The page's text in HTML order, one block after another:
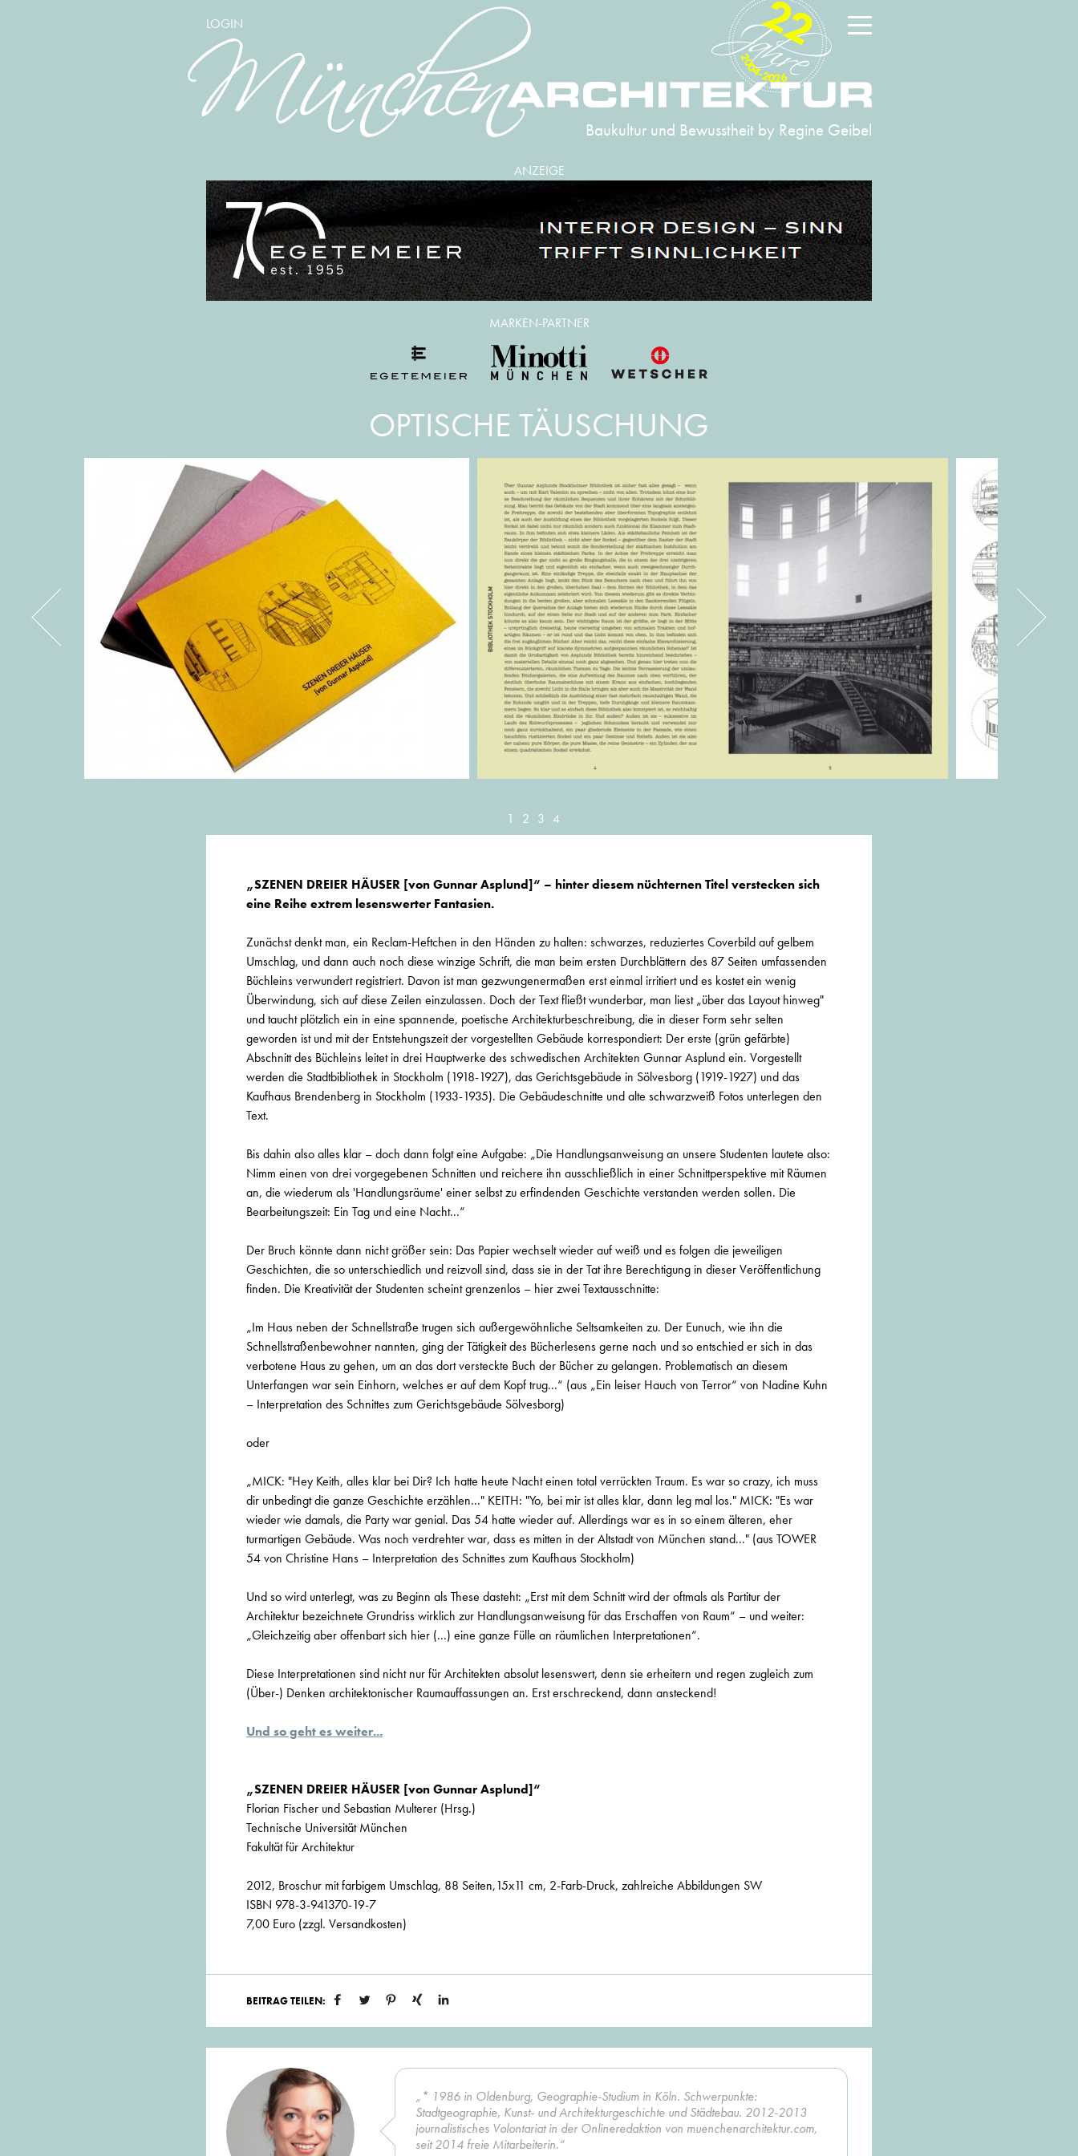
LOGIN
Baukultur und Bewusstheit by Regine Geibel
2004-2026
22
ANZEIGE
OPTISCHE TÄUSCHUNG
1 2 3 4
„SZENEN DREIER HÄUSER [von Gunnar Asplund]“ – hinter diesem nüchternen Titel verstecken sich
eine Reihe extrem lesenswerter Fantasien.
Zunächst denkt man, ein Reclam-Heftchen in den Händen zu halten: schwarzes, reduziertes Coverbild auf gelbem
Umschlag, und dann auch noch diese winzige Schrift, die man beim ersten Durchblättern des 87 Seiten umfassenden
Büchleins verwundert registriert. Davon ist man gezwungenermaßen erst einmal irritiert und es kostet ein wenig
Überwindung, sich auf diese Zeilen einzulassen. Doch der Text fließt wunderbar, man liest „über das Layout hinweg"
und taucht plötzlich ein in eine spannende, poetische Architekturbeschreibung, die in dieser Form sehr selten
geworden ist und mit der Entstehungszeit der vorgestellten Gebäude korrespondiert: Der erste (grün gefärbte)
Abschnitt des Büchleins leitet in drei Hauptwerke des schwedischen Architekten Gunnar Asplund ein. Vorgestellt
werden die Stadtbibliothek in Stockholm (1918-1927), das Gerichtsgebäude in Sölvesborg (1919-1927) und das
Kaufhaus Brendenberg in Stockholm (1933-1935). Die Gebäudeschnitte und alte schwarzweiß Fotos unterlegen den
Text.
Bis dahin also alles klar – doch dann folgt eine Aufgabe: „Die Handlungsanweisung an unsere Studenten lautete also:
Nimm einen von drei vorgegebenen Schnitten und reichere ihn ausschließlich in einer Schnittperspektive mit Räumen
an, die wiederum als 'Handlungsräume' einer selbst zu erfindenden Geschichte verstanden werden sollen. Die
Bearbeitungszeit: Ein Tag und eine Nacht...“
Der Bruch könnte dann nicht größer sein: Das Papier wechselt wieder auf weiß und es folgen die jeweiligen
Geschichten, die so unterschiedlich und reizvoll sind, dass sie in der Tat ihre Berechtigung in dieser Veröffentlichung
finden. Die Kreativität der Studenten scheint grenzenlos – hier zwei Textausschnitte:
„Im Haus neben der Schnellstraße trugen sich außergewöhnliche Seltsamkeiten zu. Der Eunuch, wie ihn die
Schnellstraßenbewohner nannten, ging der Tätigkeit des Bücherlesens gerne nach und so entschied er sich in das
verbotene Haus zu gehen, um an das dort versteckte Buch der Bücher zu gelangen. Problematisch an diesem
Unterfangen war sein Einhorn, welches er auf dem Kopf trug...“ (aus „Ein leiser Hauch von Terror“ von Nadine Kuhn
– Interpretation des Schnittes zum Gerichtsgebäude Sölvesborg)
oder
„MICK: "Hey Keith, alles klar bei Dir? Ich hatte heute Nacht einen total verrückten Traum. Es war so crazy, ich muss
dir unbedingt die ganze Geschichte erzählen..." KEITH: "Yo, bei mir ist alles klar, dann leg mal los." MICK: "Es war
wieder wie damals, die Party war genial. Das 54 hatte wieder auf. Allerdings war es in so einem älteren, eher
turmartigen Gebäude. Was noch verdrehter war, dass es mitten in der Altstadt von München stand..." (aus TOWER
54 von Christine Hans – Interpretation des Schnittes zum Kaufhaus Stockholm)
Und so wird unterlegt, was zu Beginn als These dasteht: „Erst mit dem Schnitt wird der oftmals als Partitur der
Architektur bezeichnete Grundriss wirklich zur Handlungsanweisung für das Erschaffen von Raum“ – und weiter:
„Gleichzeitig aber offenbart sich hier (...) eine ganze Fülle an räumlichen Interpretationen“.
Diese Interpretationen sind nicht nur für Architekten absolut lesenswert, denn sie erheitern und regen zugleich zum
(Über-) Denken architektonischer Raumauffassungen an. Erst erschreckend, dann ansteckend!
Und so geht es weiter...
„SZENEN DREIER HÄUSER [von Gunnar Asplund]“
Florian Fischer und Sebastian Multerer (Hrsg.)
Technische Universität München
Fakultät für Architektur
2012, Broschur mit farbigem Umschlag, 88 Seiten,15x11 cm, 2-Farb-Druck, zahlreiche Abbildungen SW
ISBN 978-3-941370-19-7
7,00 Euro (zzgl. Versandkosten)
BEITRAG TEILEN:
„* 1986 in Oldenburg, Geographie-Studium in Köln. Schwerpunkte:
Stadtgeographie, Kunst- und Architekturgeschichte und Städtebau. 2012-2013
journalistisches Volontariat in der Onlineredaktion von muenchenarchitektur.com,
seit 2014 freie Mitarbeiterin.“